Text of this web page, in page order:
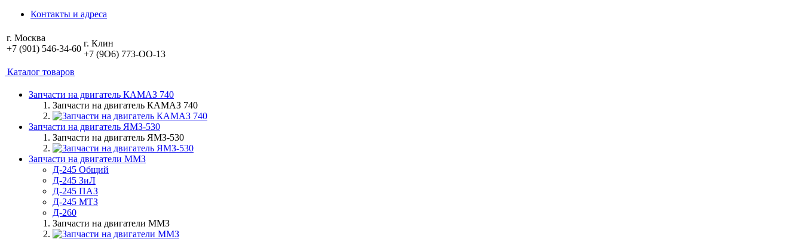
Контакты и адреса
г. Москва
+7 (901) 546-34-60
г. Клин
+7 (9O6) 773-OO-13
Каталог товаров
Запчасти на двигатель КАМАЗ 740
Запчасти на двигатель КАМАЗ 740
Запчасти на двигатель ЯМЗ-530
Запчасти на двигатель ЯМЗ-530
Запчасти на двигатели ММЗ
Д-245 Общий
Д-245 ЗиЛ
Д-245 ПАЗ
Д-245 МТЗ
Д-260
Запчасти на двигатели ММЗ